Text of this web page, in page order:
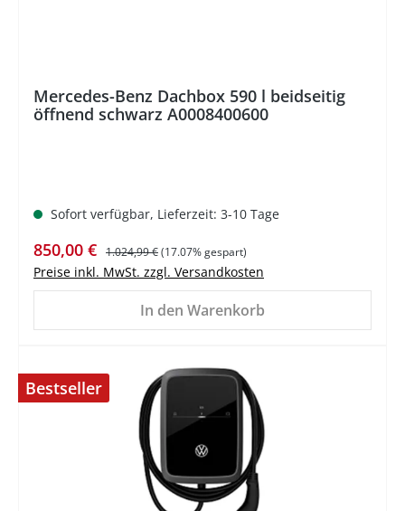
Mercedes-Benz Dachbox 590 l beidseitig
öffnend schwarz A0008400600
Sofort verfügbar, Lieferzeit: 3-10 Tage
Verkaufspreis:
850,00 € Regulärer Preis:
1.024,99 €(17.07% gespart)
Preise inkl. MwSt. zzgl. Versandkosten
In den Warenkorb
Bestseller